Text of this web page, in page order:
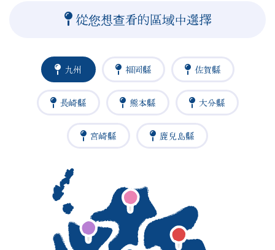
從您想查看的區域中選擇
九州 福岡縣 佐賀縣
長崎縣 熊本縣 大分縣
宮崎縣 鹿兒島縣